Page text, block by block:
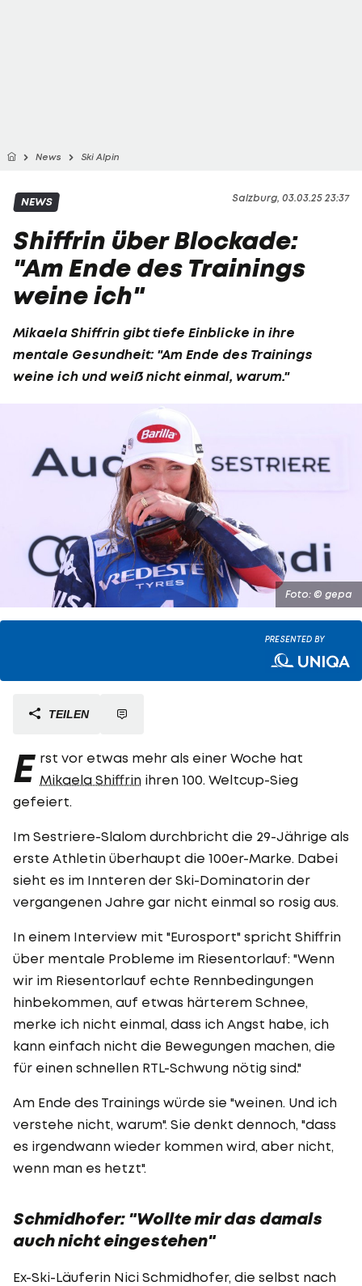
News Ski Alpin
Salzburg, 03.03.25 23:37
NEWS
Shiffrin über Blockade:
"Am Ende des Trainings
weine ich"
Mikaela Shiffrin gibt tiefe Einblicke in ihre
mentale Gesundheit: "Am Ende des Trainings
weine ich und weiß nicht einmal, warum."
Foto: © gepa
PRESENTED BY
TEILEN
E rst vor etwas mehr als einer Woche hat
Mikaela Shiffrin ihren 100. Weltcup-Sieg
gefeiert.
Im Sestriere-Slalom durchbricht die 29-Jährige als
erste Athletin überhaupt die 100er-Marke. Dabei
sieht es im Innteren der Ski-Dominatorin der
vergangenen Jahre gar nicht einmal so rosig aus.
In einem Interview mit "Eurosport" spricht Shiffrin
über mentale Probleme im Riesentorlauf: "Wenn
wir im Riesentorlauf echte Rennbedingungen
hinbekommen, auf etwas härterem Schnee,
merke ich nicht einmal, dass ich Angst habe, ich
kann einfach nicht die Bewegungen machen, die
für einen schnellen RTL-Schwung nötig sind."
Am Ende des Trainings würde sie "weinen. Und ich
verstehe nicht, warum". Sie denkt dennoch, "dass
es irgendwann wieder kommen wird, aber nicht,
wenn man es hetzt".
Schmidhofer: "Wollte mir das damals
auch nicht eingestehen"
Ex-Ski-Läuferin Nici Schmidhofer, die selbst nach